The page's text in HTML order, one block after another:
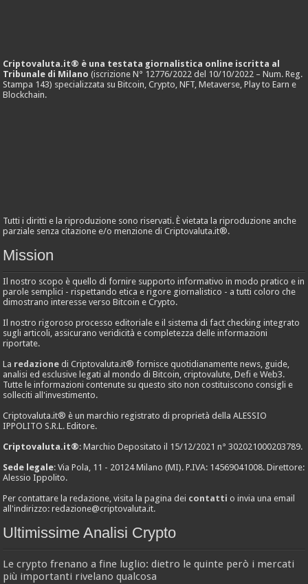
Criptovaluta.it® è una testata giornalistica online iscritta al
Tribunale di Milano (iscrizione N° 12776/2022 del 10/10/2022 – Num. Reg.
Stampa 143) specializzata su Bitcoin, Crypto, NFT, Metaverse, Play to Earn e
Blockchain.
Tutti i diritti e la riproduzione sono riservati. È vietata la riproduzione anche
parziale senza citazione e/o menzione di Criptovaluta.it®.
Mission
Il nostro scopo è quello di fornire supporto informativo in modo pratico e in
parole semplici - rispettando etica e rigore giornalistico - a tutti coloro che
dimostrano interesse verso Bitcoin e Crypto.
Il nostro rigoroso processo editoriale e il sistema di fact checking integrato
sugli articoli, assicurano veridicità e completezza delle informazioni
riportate.
La redazione di Criptovaluta.it® fornisce quotidianamente news, guide,
analisi ed esclusive legati al mondo di Bitcoin, criptovalute, Defi e Web3.
Tutte le informazioni contenute su questo sito non costituiscono consigli e
solleciti all'investimento.
Criptovaluta.it® è un marchio registrato di proprietà della ALESSIO
IPPOLITO S.R.L. Editore.
Criptovaluta.it®: Marchio Depositato il 15/12/2021 n° 302021000203789.
Sede legale: Via Pola, 11 - 20124 Milano (MI). P.IVA: 14569041008. Direttore:
Alessio Ippolito.
Per contattare la redazione, visita la pagina dei contatti o invia una email
all'indirizzo:redazione@criptovaluta.it.
Ultimissime Analisi Crypto
Le crypto frenano a fine luglio: dietro le quinte però i mercati
più importanti rivelano qualcosa